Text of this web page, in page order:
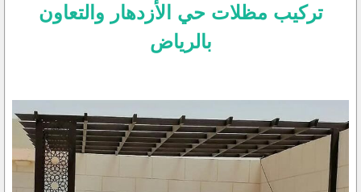
تركيب مظلات حي الأزدهار والتعاون
بالرياض